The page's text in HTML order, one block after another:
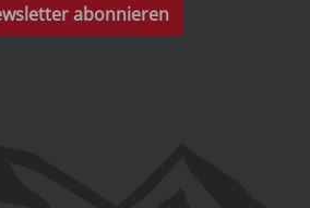
abonnieren